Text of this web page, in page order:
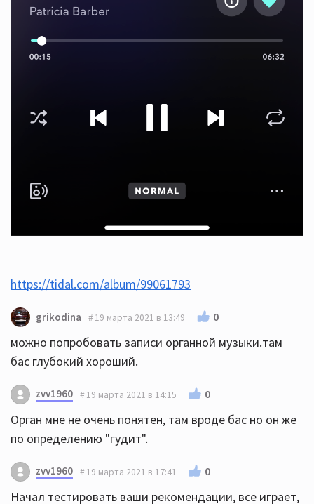
https://tidal.com/album/99061793
grikodina 19 марта 2021 в 13:49 0
можно попробовать записи органной музыки.там
бас глубокий хороший.
zvv1960 19 марта 2021 в 14:15 0
Орган мне не очень понятен, там вроде бас но он же
по определению "гудит".
zvv1960 19 марта 2021 в 17:41 0
Начал тестировать ваши рекомендации, все играет,